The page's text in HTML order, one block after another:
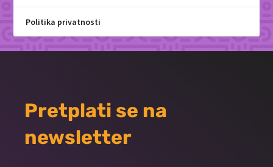
Politika privatnosti
Pretplati se na
newsletter